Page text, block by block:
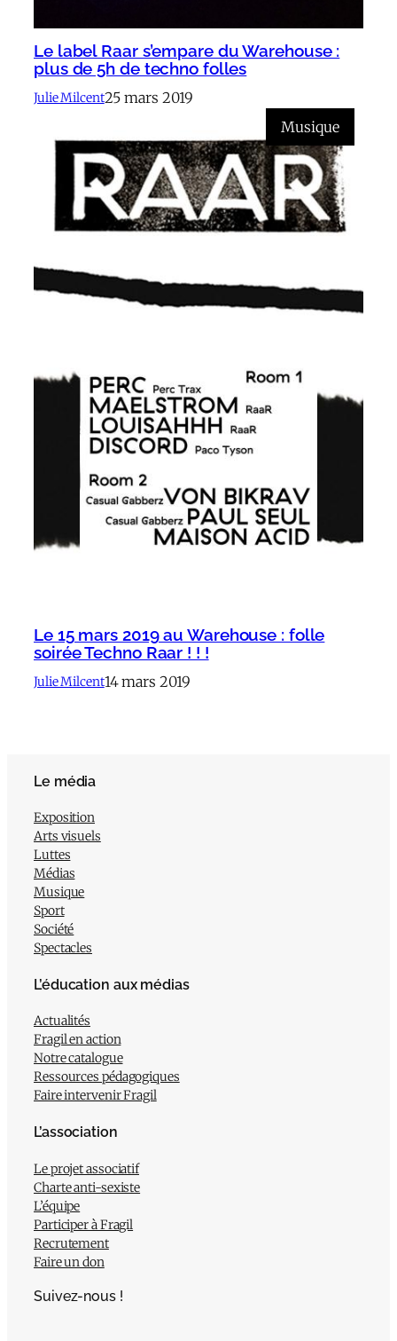
Le label Raar s’empare du Warehouse :
plus de 5h de techno folles
Julie Milcent25 mars 2019
Musique
Le 15 mars 2019 au Warehouse : folle
soirée Techno Raar ! ! !
Julie Milcent14 mars 2019
Le média
Exposition
Arts visuels
Luttes
Médias
Musique
Sport
Société
Spectacles
L’éducation aux médias
Actualités
Fragil en action
Notre catalogue
Ressources pédagogiques
Faire intervenir Fragil
L’association
Le projet associatif
Charte anti-sexiste
L’équipe
Participer à Fragil
Recrutement
Faire un don
Suivez-nous !